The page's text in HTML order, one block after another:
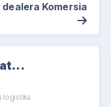
Komersia
logistika